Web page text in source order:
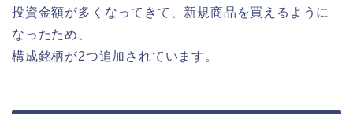
投資金額が多くなってきて、新規商品を買えるように
なったため、
構成銘柄が2つ追加されています。